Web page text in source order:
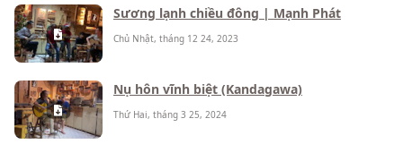
Sương lạnh chiều đông | Mạnh Phát
Chủ Nhật, tháng 12 24, 2023
Nụ hôn vĩnh biệt (Kandagawa)
Thứ Hai, tháng 3 25, 2024